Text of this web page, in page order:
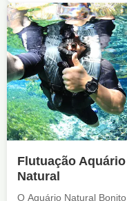
Flutuação Aquário
Natural
O Aquário Natural Bonito